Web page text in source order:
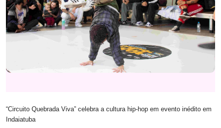
“Circuito Quebrada Viva” celebra a cultura hip-hop em evento inédito em
Indaiatuba